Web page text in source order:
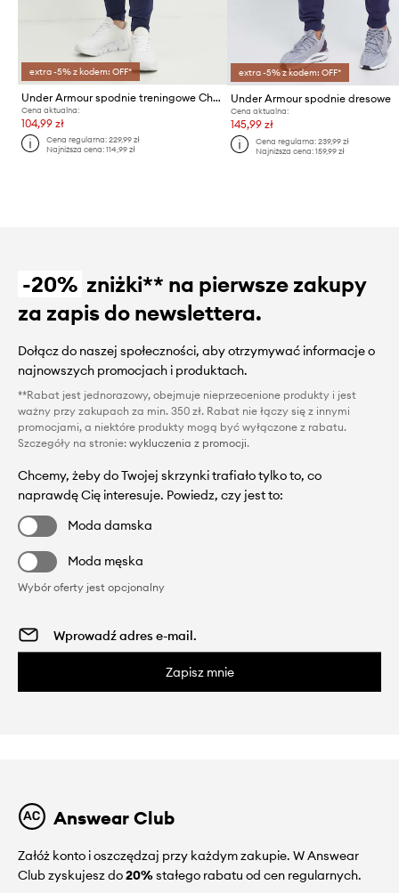
extra -5% z kodem: OFF*
Under Armour spodnie treningowe Challenger
Cena aktualna:
104,99 zł
Cena regularna:229,99 zł
Najniższa cena:114,99 zł
extra -5% z kodem: OFF*
Under Armour spodnie dresowe
Cena aktualna:
145,99 zł
Cena regularna: 239,99 zł
Najniższa cena: 159,99 zł
-20% zniżki** na pierwsze zakupy
za zapis do newslettera.
Dołącz do naszej społeczności, aby otrzymywać informacje o
najnowszych promocjach i produktach.
**Rabat jest jednorazowy, obejmuje nieprzecenione produkty i jest
ważny przy zakupach za min. 350 zł. Rabat nie łączy się z innymi
promocjami, a niektóre produkty mogą być wyłączone z rabatu.
Szczegóły na stronie: wykluczenia z promocji.
Chcemy, żeby do Twojej skrzynki trafiało tylko to, co
naprawdę Cię interesuje. Powiedz, czy jest to:
Moda damska
Moda męska
Wybór oferty jest opcjonalny
Zapisz mnie
Answear Club
Załóż konto i oszczędzaj przy każdym zakupie. W Answear
Club zyskujesz do20%stałego rabatu od cen regularnych.